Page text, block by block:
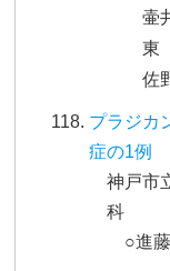
壷
東
佐
プラジカ
症の1例
神戸市
科
○進